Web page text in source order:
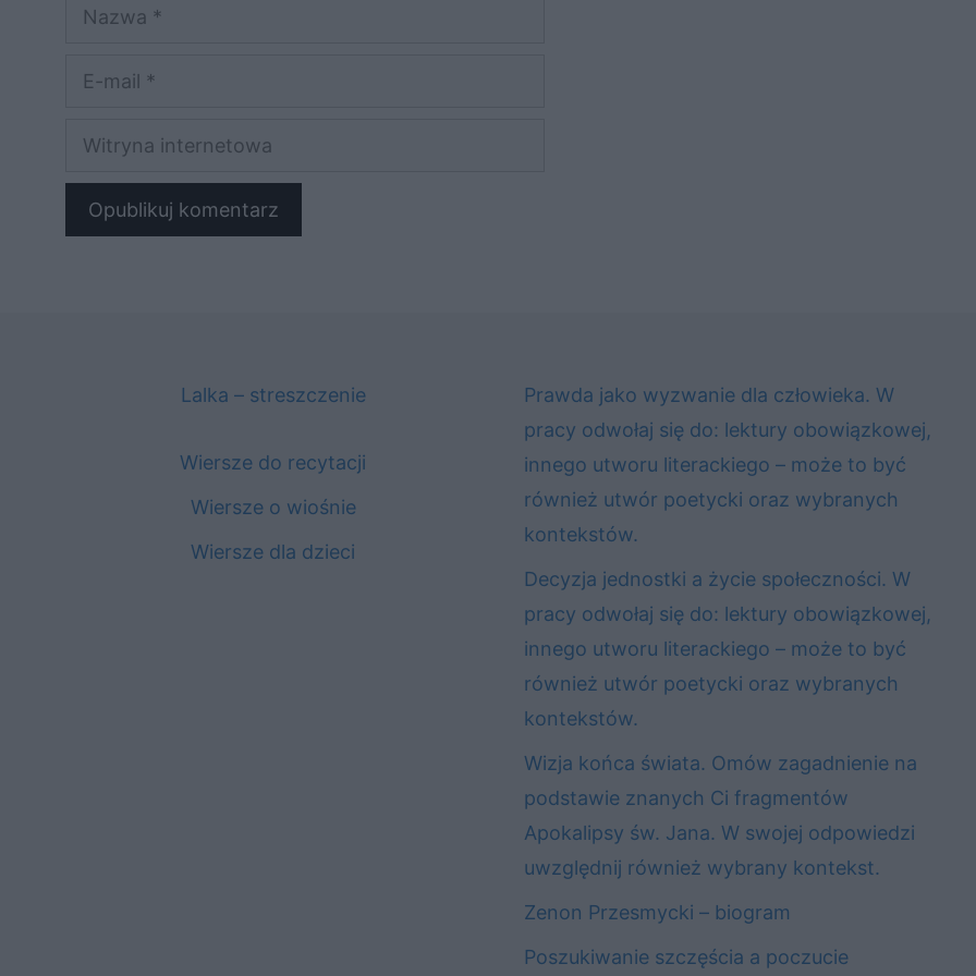
Nazwa
Witryna
Lalka – streszczenie
Wiersze do recytacji
Wiersze o wiośnie
Wiersze dla dzieci
Prawda jako wyzwanie dla człowieka. W
pracy odwołaj się do: lektury obowiązkowej,
innego utworu literackiego – może to być
również utwór poetycki oraz wybranych
kontekstów.
Decyzja jednostki a życie społeczności. W
pracy odwołaj się do: lektury obowiązkowej,
innego utworu literackiego – może to być
również utwór poetycki oraz wybranych
kontekstów.
Wizja końca świata. Omów zagadnienie na
podstawie znanych Ci fragmentów
Apokalipsy św. Jana. W swojej odpowiedzi
uwzględnij również wybrany kontekst.
Zenon Przesmycki – biogram
Poszukiwanie szczęścia a poczucie